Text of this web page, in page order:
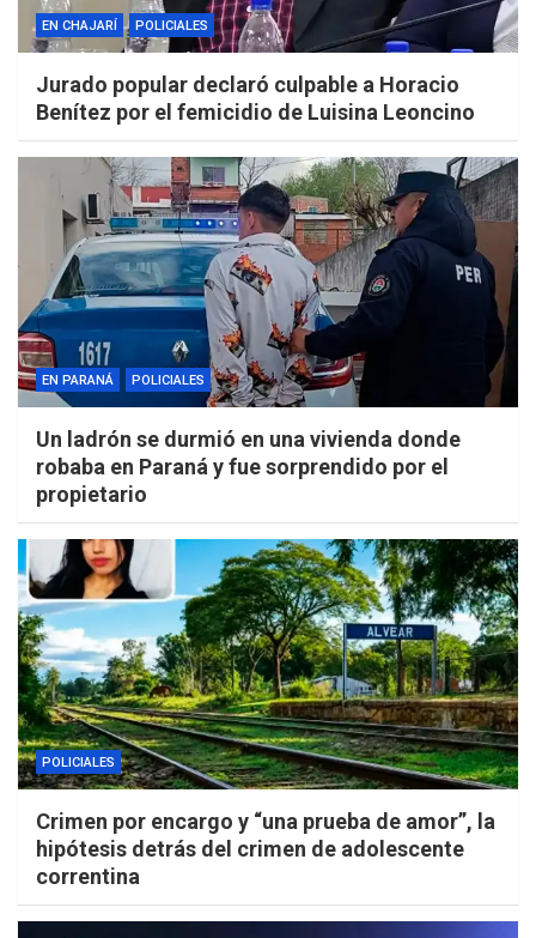
EN CHAJARÍ POLICIALES
Jurado popular declaró culpable a Horacio
Benítez por el femicidio de Luisina Leoncino
EN PARANÁ POLICIALES
Un ladrón se durmió en una vivienda donde
robaba en Paraná y fue sorprendido por el
propietario
POLICIALES
Crimen por encargo y “una prueba de amor”, la
hipótesis detrás del crimen de adolescente
correntina